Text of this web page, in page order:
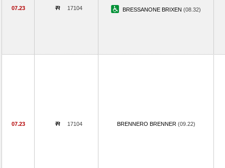
07.23 17104 BRESSANONE BRIXEN (08.32)
07.23 17104 BRENNERO BRENNER (09.22)